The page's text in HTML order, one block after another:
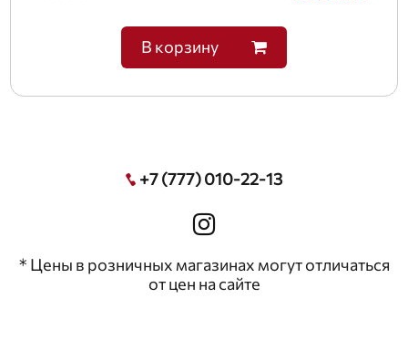
В корзину
+7 (777) 010-22-13
* Цены в розничных магазинах могут отличаться
от цен на сайте